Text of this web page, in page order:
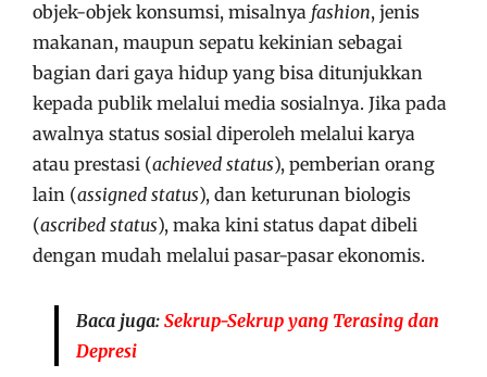
objek-objek konsumsi, misalnya fashion, jenis
makanan, maupun sepatu kekinian sebagai
bagian dari gaya hidup yang bisa ditunjukkan
kepada publik melalui media sosialnya. Jika pada
awalnya status sosial diperoleh melalui karya
atau prestasi (achieved status), pemberian orang
lain (assigned status), dan keturunan biologis
(ascribed status), maka kini status dapat dibeli
dengan mudah melalui pasar-pasar ekonomis.
Baca juga: Sekrup-Sekrup yang Terasing dan
Depresi